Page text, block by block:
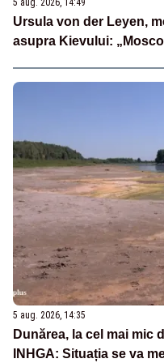
Ursula von der Leyen,
asupra Kievului:
5 aug. 2026, 14:35
Dunărea, la cel mai mic
INHGA: Situația se va